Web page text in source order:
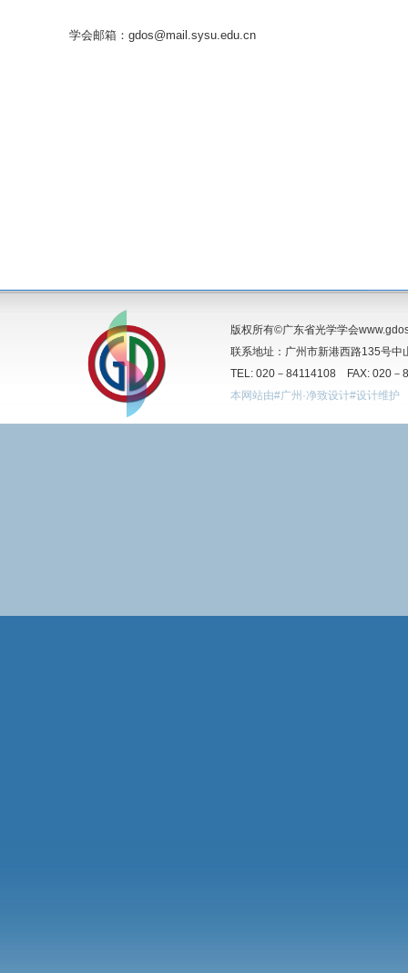
学会邮箱：gdos@mail.sysu.edu.cn
版权所有©广东省光学学会
联系地址：广州市新港西路135号
TEL: 020－84114108 FAX: 020
本网站由#广州·净致设计#设计维护